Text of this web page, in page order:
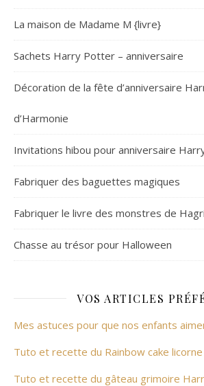
La maison de Madame M {livre}
Sachets Harry Potter – anniversaire
Décoration de la fête d’anniversaire
d’Harmonie
Invitations hibou pour anniversaire
Fabriquer des baguettes magiques
Fabriquer le livre des monstres de
Chasse au trésor pour Halloween
VOS ARTICLES
Mes astuces pour que nos enfants
Tuto et recette du Rainbow cake licorne
Tuto et recette du gâteau grimoire